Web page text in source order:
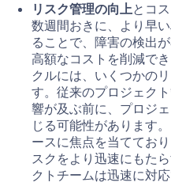
リスク管理の向上とコ
数週間おきに、より早
ることで、障害の検出
高額なコストを削減で
クルには、いくつかの
す。従来のプロジェク
響が及ぶ前に、プロジ
じる可能性があります
ースに焦点を当ててお
スクをより迅速にもた
クトチームは迅速に対応